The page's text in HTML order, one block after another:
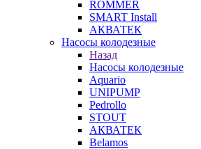
ROMMER
SMART Install
АКВАТЕК
Насосы колодезные
Назад
Насосы колодезные
Aquario
UNIPUMP
Pedrollo
STOUT
АКВАТЕК
Belamos